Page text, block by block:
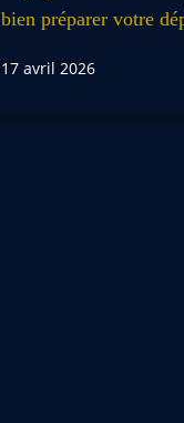
bien préparer votre
17 avril 2026